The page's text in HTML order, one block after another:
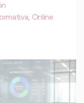
, Online